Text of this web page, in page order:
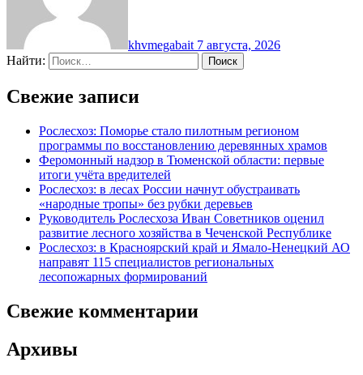
khvmegabait 7 августа, 2026
Найти:
Свежие записи
Рослесхоз: Поморье стало пилотным регионом
программы по восстановлению деревянных храмов
Феромонный надзор в Тюменской области: первые
итоги учёта вредителей
Рослесхоз: в лесах России начнут обустраивать
«народные тропы» без рубки деревьев
Руководитель Рослесхоза Иван Советников оценил
развитие лесного хозяйства в Чеченской Республике
Рослесхоз: в Красноярский край и Ямало-Ненецкий АО
направят 115 специалистов региональных
лесопожарных формирований
Свежие комментарии
Архивы